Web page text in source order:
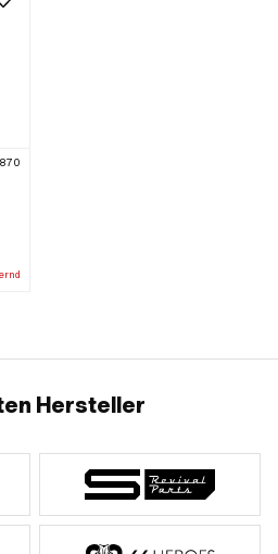
Hersteller